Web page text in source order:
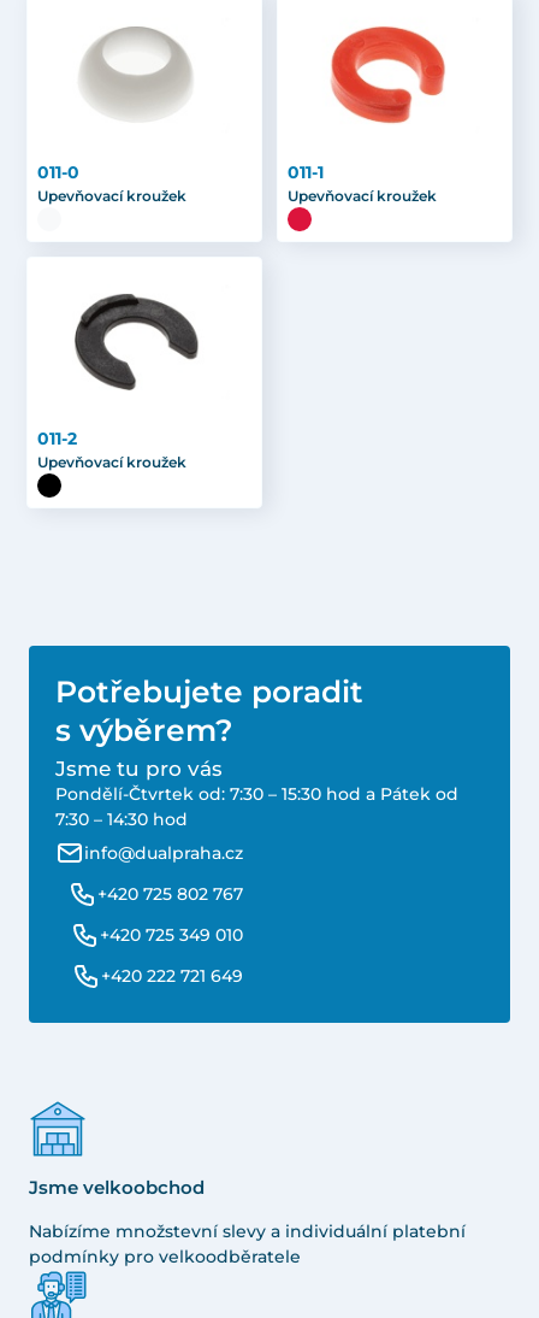
011-0
Upevňovací kroužek
011-1
Upevňovací kroužek
011-2
Upevňovací kroužek
Potřebujete poradit
s výběrem?
Jsme tu pro vás
Pondělí-Čtvrtek od: 7:30 – 15:30 hod a Pátek od
7:30 – 14:30 hod
info@dualpraha.cz
+420 725 802 767
+420 725 349 010
+420 222 721 649
Jsme velkoobchod
Nabízíme množstevní slevy a individuální platební
podmínky pro velkoodběratele